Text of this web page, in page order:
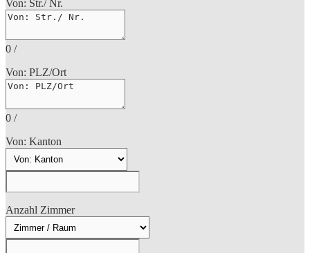
Von: Str./ Nr.
0 /
Von: PLZ/Ort
0 /
Von: Kanton
Anzahl Zimmer